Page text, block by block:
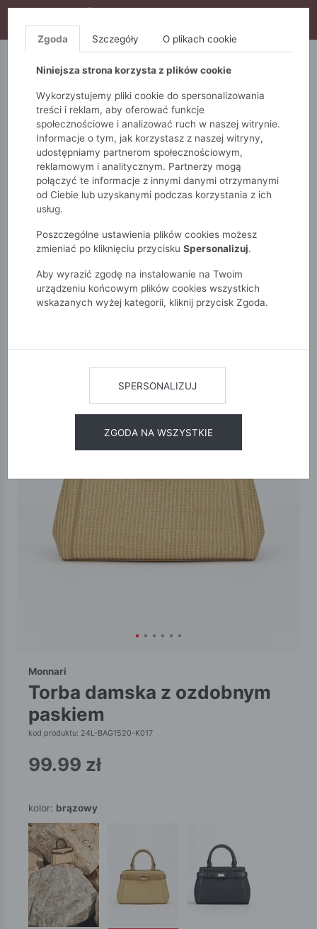
S10), DODATKOWE 15% ZA 3SZT (KOD: S15)
5.10.15. QUIOSQUE
Monnari Torby
Na co dzień
Torba damska z ozdobnym paskiem
Monnari
torba damska z ozdobnym
paskiem
kod produktu: 24L-BAG1520-K017
99.99 zł
kolor: brązowy
Zgoda Szczegóły O plikach cookie
Niniejsza strona korzysta z plików cookie
Wykorzystujemy pliki cookie do spersonalizowania
treści i reklam, aby oferować funkcje
społecznościowe i analizować ruch w naszej witrynie.
Informacje o tym, jak korzystasz z naszej witryny,
udostępniamy partnerom społecznościowym,
reklamowym i analitycznym. Partnerzy mogą
połączyć te informacje z innymi danymi otrzymanymi
od Ciebie lub uzyskanymi podczas korzystania z ich
usług.
Poszczególne ustawienia plików cookies możesz
zmieniać po kliknięciu przycisku Spersonalizuj.
Aby wyrazić zgodę na instalowanie na Twoim
urządzeniu końcowym plików cookies wszystkich
wskazanych wyżej kategorii, kliknij przycisk Zgoda.
SPERSONALIZUJ
ZGODA NA WSZYSTKIE